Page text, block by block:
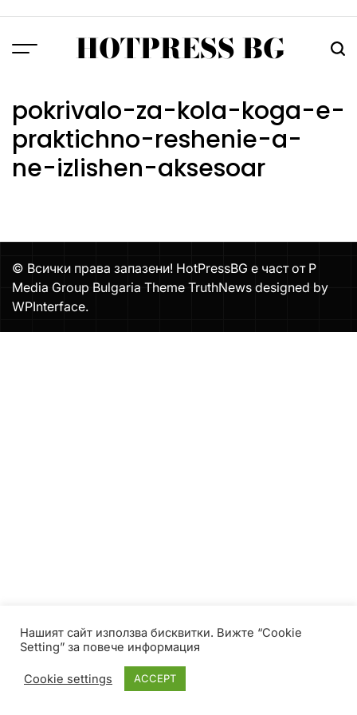
content
Menu HOTPRESS BG
pokrivalo-za-kola-koga-e-
praktichno-reshenie-a-
ne-izlishen-aksesoar
© Всички права запазени! HotPressBG е част от P
Media Group Bulgaria Theme TruthNews designed by
WPInterface.
Нашият сайт използва бисквитки. Вижте “Cookie
Setting” за повече информация
Cookie settings ACCEPT